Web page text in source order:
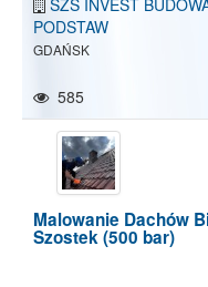
PODSTAW
GDAŃSK
585
Malowanie Dachów
Szostek (500 bar)